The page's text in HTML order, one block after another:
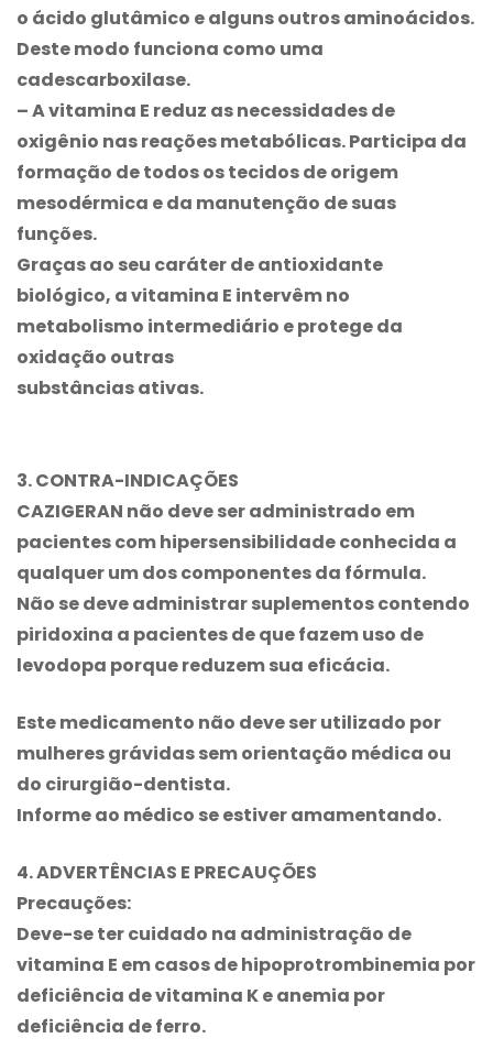
o ácido glutâmico e alguns outros aminoácidos.
Deste modo funciona como uma
cadescarboxilase.
– A vitamina E reduz as necessidades de
oxigênio nas reações metabólicas. Participa da
formação de todos os tecidos de origem
mesodérmica e da manutenção de suas
funções.
Graças ao seu caráter de antioxidante
biológico, a vitamina E intervêm no
metabolismo intermediário e protege da
oxidação outras
substâncias ativas.
3. CONTRA-INDICAÇÕES
CAZIGERAN não deve ser administrado em
pacientes com hipersensibilidade conhecida a
qualquer um dos componentes da fórmula.
Não se deve administrar suplementos contendo
piridoxina a pacientes de que fazem uso de
levodopa porque reduzem sua eficácia.
Este medicamento não deve ser utilizado por
mulheres grávidas sem orientação médica ou
do cirurgião-dentista.
Informe ao médico se estiver amamentando.
4. ADVERTÊNCIAS E PRECAUÇÕES
Precauções:
Deve-se ter cuidado na administração de
vitamina E em casos de hipoprotrombinemia por
deficiência de vitamina K e anemia por
deficiência de ferro.